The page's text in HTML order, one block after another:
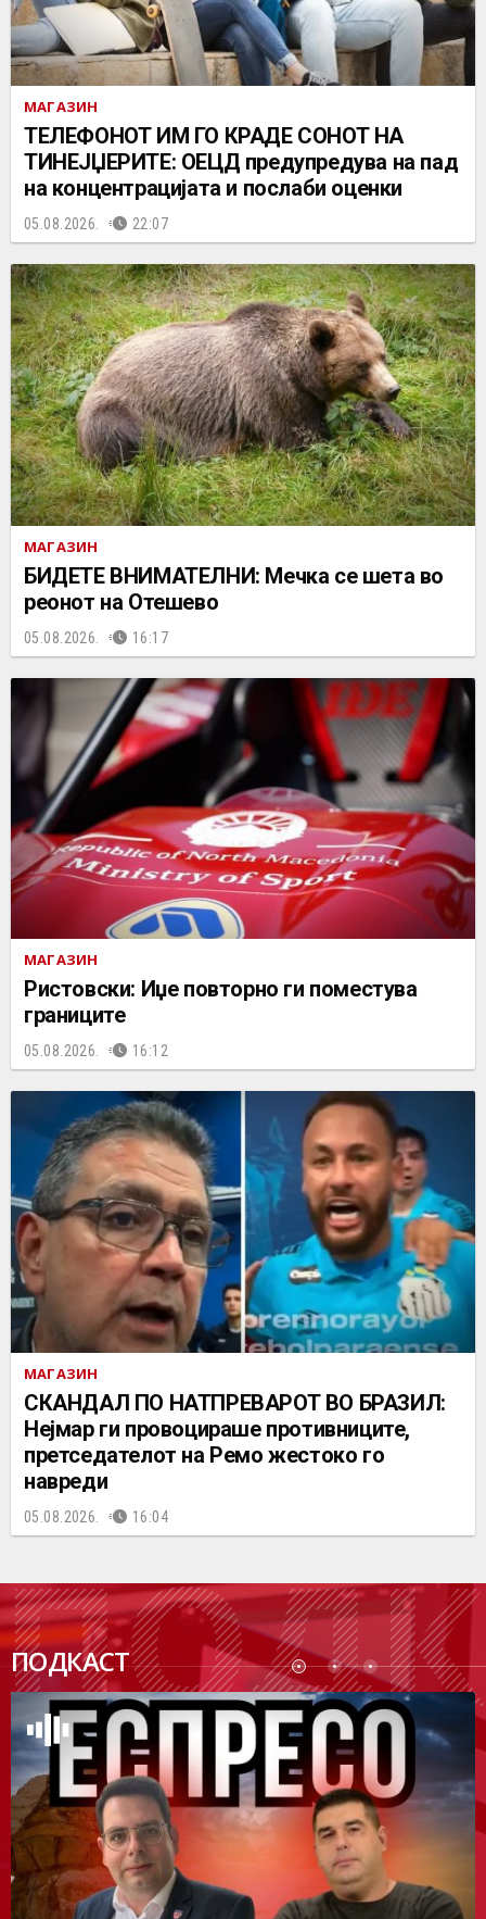
МАГАЗИН
ТЕЛЕФОНОТ ИМ ГО КРАДЕ СОНОТ НА
ТИНЕЈЏЕРИТЕ: ОЕЦД предупредува на пад
на концентрацијата и послаби оценки
05.08.2026. 22:07
МАГАЗИН
БИДЕТЕ ВНИМАТЕЛНИ: Мечка се шета во
реонот на Отешево
05.08.2026. 16:17
МАГАЗИН
Ристовски: Иџе повторно ги поместува
границите
05.08.2026. 16:12
МАГАЗИН
СКАНДАЛ ПО НАТПРЕВАРОТ ВО БРАЗИЛ:
Нејмар ги провоцираше противниците,
претседателот на Ремо жестоко го
навреди
05.08.2026. 16:04
ПОДКАСТ
ПОДК
АСТ